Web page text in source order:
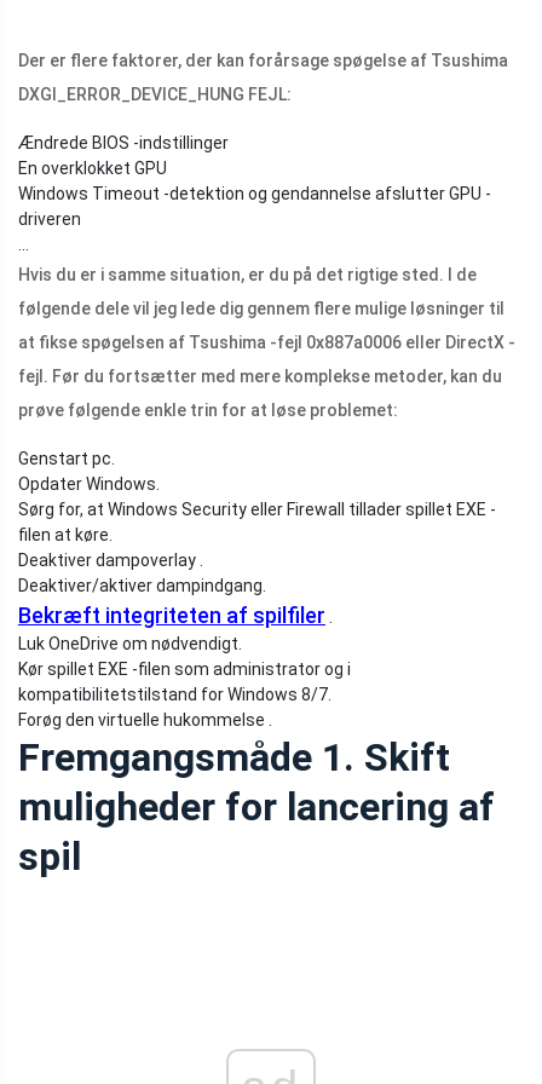
Der er flere faktorer, der kan forårsage spøgelse af Tsushima
DXGI_ERROR_DEVICE_HUNG FEJL:
Ændrede BIOS -indstillinger
En overklokket GPU
Windows Timeout -detektion og gendannelse afslutter GPU -
driveren
Hvis du er i samme situation, er du på det rigtige sted. I de
følgende dele vil jeg lede dig gennem flere mulige løsninger til
at fikse spøgelsen af ​​Tsushima -fejl 0x887a0006 eller DirectX -
fejl. Før du fortsætter med mere komplekse metoder, kan du
prøve følgende enkle trin for at løse problemet:
Genstart pc.
Opdater Windows.
Sørg for, at Windows Security eller Firewall tillader spillet EXE -
filen at køre.
Deaktiver dampoverlay .
Deaktiver/aktiver dampindgang.
Bekræft integriteten af ​​spilfiler
Luk OneDrive om nødvendigt.
Kør spillet EXE -filen som administrator og i
kompatibilitetstilstand for Windows 8/7.
Forøg den virtuelle hukommelse .
Fremgangsmåde 1. Skift
muligheder for lancering af
spil